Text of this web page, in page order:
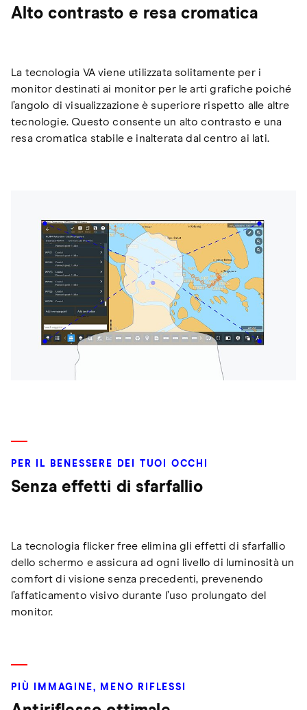
Alto contrasto e resa cromatica
La tecnologia VA viene utilizzata solitamente per i
monitor destinati ai monitor per le arti grafiche poiché
l’angolo di visualizzazione è superiore rispetto alle altre
tecnologie. Questo consente un alto contrasto e una
resa cromatica stabile e inalterata dal centro ai lati.
PER IL BENESSERE DEI TUOI OCCHI
Senza effetti di sfarfallio
La tecnologia flicker free elimina gli effetti di sfarfallio
dello schermo e assicura ad ogni livello di luminosità un
comfort di visione senza precedenti, prevenendo
l’affaticamento visivo durante l’uso prolungato del
monitor.
PIÙ IMMAGINE, MENO RIFLESSI